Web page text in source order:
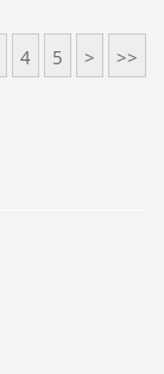
4 5 > >>